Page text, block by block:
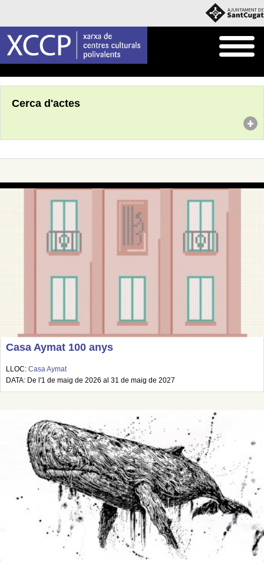
Cerca d'actes
Casa Aymat 100 anys
LLOC: Casa Aymat
DATA: De l'1 de maig de 2026 al 31 de maig de 2027